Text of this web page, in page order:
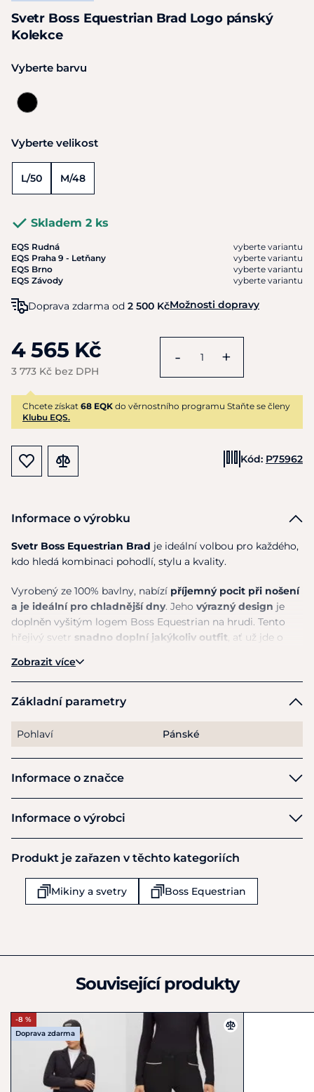
Svetr Boss Equestrian Brad Logo pánský
Kolekce
Vyberte barvu
Vyberte velikost
L/50 M/48
Skladem 2 ks
EQS Rudná
vyberte variantu
EQS Praha 9 - Letňany
vyberte variantu
EQS Brno
vyberte variantu
EQS Závody
vyberte variantu
Doprava zdarma od 2 500 KčMožnosti dopravy
4 565 Kč
3 773 Kč bez DPH
- +
Chcete získat 68 EQK do věrnostního programu Staňte se členy
Klubu EQS.
Kód: P75962
Informace o výrobku
Svetr Boss Equestrian Brad je ideální volbou pro každého,
kdo hledá kombinaci pohodlí, stylu a kvality.
Vyrobený ze 100% bavlny, nabízí příjemný pocit při nošení
a je ideální pro chladnější dny. Jeho výrazný design je
doplněn vyšitým logem Boss Equestrian na hrudi. Tento
hřejivý svetr snadno doplní jakýkoliv outfit, ať už jde o
univerzálnosti a kvalitnímu materiálu je skvělou volbou
každodenní nošení.
ve studené vodě.
Zobrazit více
Základní parametry
Pohlaví Pánské
Informace o značce
Informace o výrobci
HUGO BOSS AG
Holy-Allee 3
Metzingen
info@hugoboss.com
Produkt je zařazen v těchto kategoriích
Mikiny a svetry Boss Equestrian
Související produkty
-8 %
Doprava zdarma